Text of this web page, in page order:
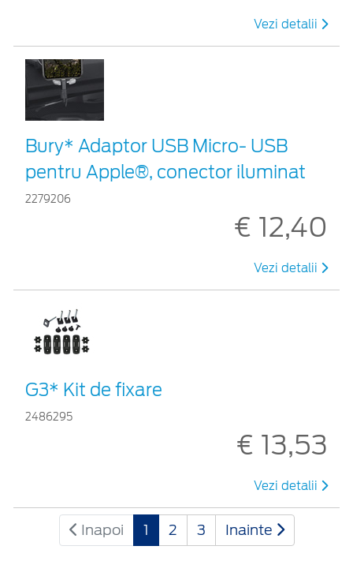
Vezi detalii
Bury* Adaptor USB Micro- USB
pentru Apple®, conector iluminat
2279206
€ 12,40
Vezi detalii
G3* Kit de fixare
2486295
€ 13,53
Vezi detalii
Inapoi 1 2 3 Inainte